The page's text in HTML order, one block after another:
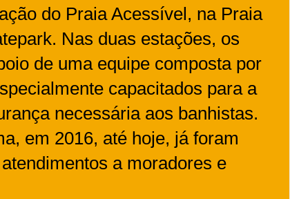
do Praia Acessível, na Praia
Nas duas estações, os
de uma equipe composta por
capacitados para a
necessária aos banhistas.
em 2016, até hoje, já foram
a moradores e